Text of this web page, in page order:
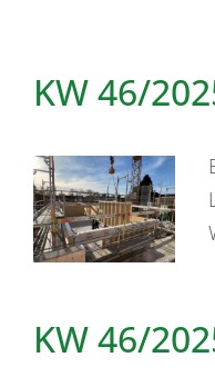
KW 46/
KW 46/